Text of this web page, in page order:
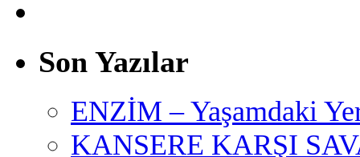
Son Yazılar
ENZİM – Yaşamdaki
KANSERE KARŞI